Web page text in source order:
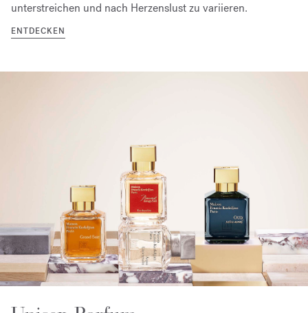
unterstreichen und nach Herzenslust zu variieren.
ENTDECKEN